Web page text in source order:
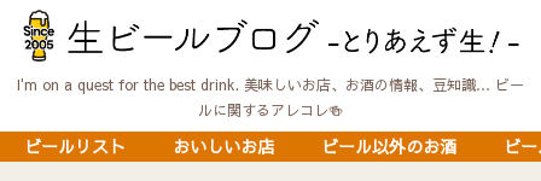
I'm on a quest for the best drink. 美味しいお店、お酒の情報、豆知識… ビー
ルに関するアレコレ🍻
ビールリスト おいしいお店 ビール以外のお酒 ビ